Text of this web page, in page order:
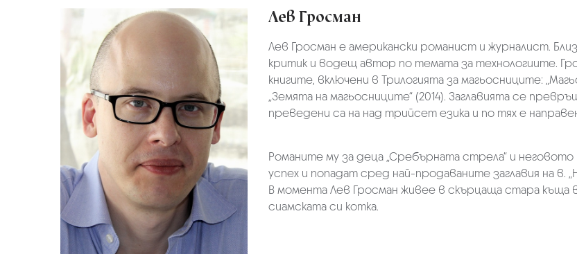
Лев Гросман
Лев Гросман е американски романист и журналист.
критик и водещ автор по темата за технологиите.
книгите, включени в Трилогията за магьосниците:
„Земята на магьосниците“ (2014). Заглавията се
преведени са на над трийсет езика и по тях е
Романите му за деца „Сребърната стрела“ и
успех и попадат сред най-продаваните заглавия на в.
В момента Лев Гросман живее в скърцаща стара къща
сиамската си котка.